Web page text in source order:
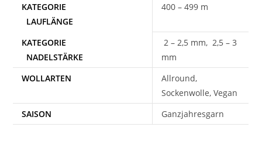
400 – 499 m
2 – 2,5 mm, 2,5 – 3
mm
WOLLARTEN
Allround,
Sockenwolle, Vegan
SAISON
Ganzjahresgarn